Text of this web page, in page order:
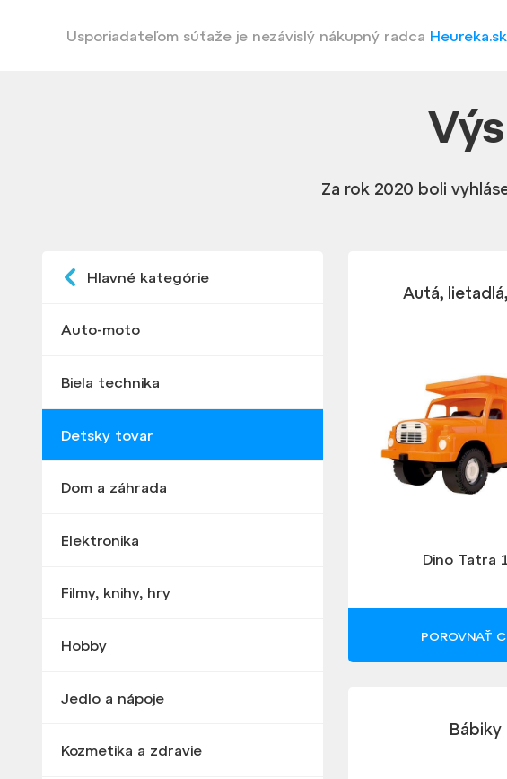
Usporiadateľom súťaže je nezávislý nákupný radca Heureka.sk
Za rok 2020 boli
Hlavné kategórie
Auto-moto
Biela technika
Detsky tovar
Dom a záhrada
Elektronika
Filmy, knihy, hry
Hobby
Jedlo a nápoje
Kozmetika a zdravie
Autá,
Dino Tatra
POROVNAŤ
Bábiky